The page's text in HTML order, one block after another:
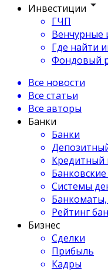
Инвестиции
ГЧП
Венчурные
Где найти
Фондовый
Все новости
Все статьи
Все авторы
Банки
Банки
Кредитный
Системы
Рейтинг
Бизнес
Сделки
Прибыль
Кадры